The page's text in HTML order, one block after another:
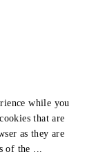
while you
that are
as they are
of the ...